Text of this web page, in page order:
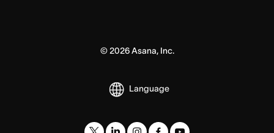
© 2026Asana, Inc.
Language